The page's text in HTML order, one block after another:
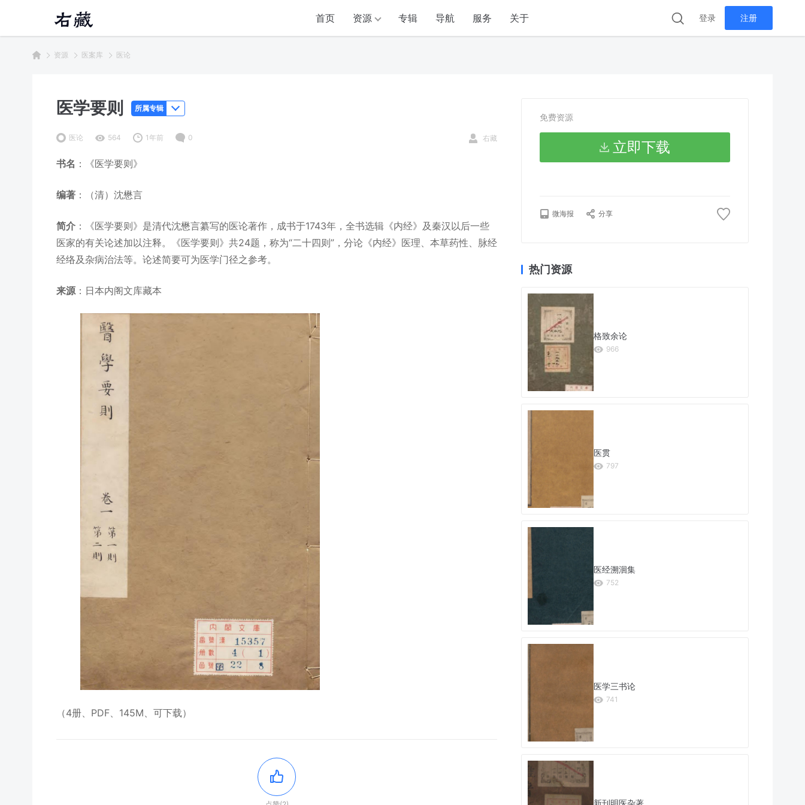
首页 资源 专辑 导航 服务 关于 登录 注册
资源 医案库 医论
医学要则 所属专辑
医论 564 1年前 0 右藏
书名 ：《医学要则》
编著：（清）沈懋言
简介：《医学要则》是清代沈懋言纂写的医论著作，成书于1743年，全书选辑《内经》及秦汉以后一些
医家的有关论述加以注释。《医学要则》共24题，称为“二十四则”，分论《内经》医理、本草药性、脉经
经络及杂病治法等。论述简要可为医学门径之参考。
来源：日本内阁文库藏本
（4册、PDF、145M、可下载）
免费资源
立即下载
微海报 分享
热门资源
格致余论
966
医贯
797
医经溯洄集
752
医学三书论
741
新刊明医杂著